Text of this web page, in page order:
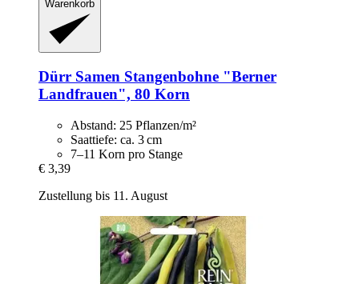
Warenkorb
Dürr Samen Stangenbohne "Berner
Landfrauen", 80 Korn
Abstand: 25 Pflanzen/m²
Saattiefe: ca. 3 cm
7–11 Korn pro Stange
€ 3,39
Zustellung bis 11. August